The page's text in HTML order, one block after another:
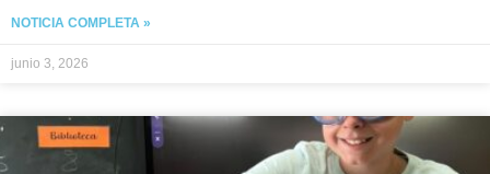
NOTICIA COMPLETA »
junio 3, 2026